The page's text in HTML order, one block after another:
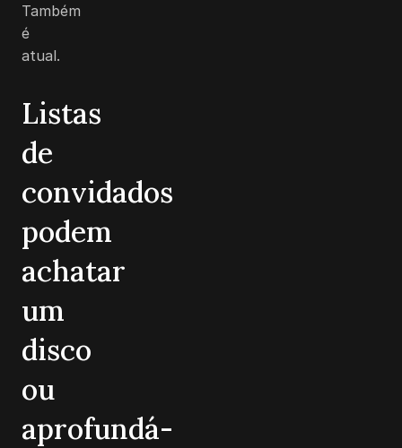
Também
é
atual.
Listas
de
convidados
podem
achatar
um
disco
ou
aprofundá-